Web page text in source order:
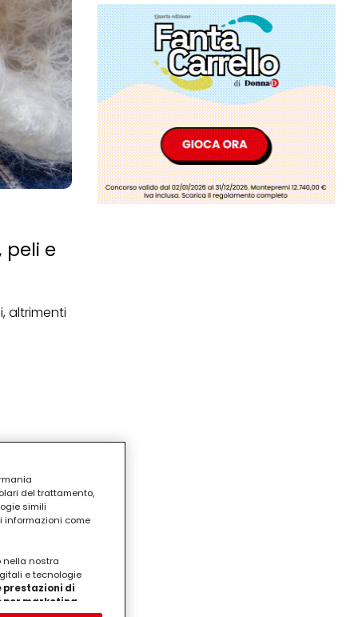
peli e
altrimenti
del trattamento,
simili
informazioni come
nella nostra
e tecnologie
prestazioni di
per marketing